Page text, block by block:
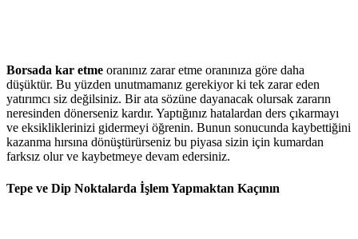
Borsada kar etme oranınız zarar etme oranınıza göre daha
düşüktür. Bu yüzden unutmamanız gerekiyor ki tek zarar eden
yatırımcı siz değilsiniz. Bir ata sözüne dayanacak olursak zararın
neresinden dönerseniz kardır. Yaptığınız hatalardan ders çıkarmayı
ve eksikliklerinizi gidermeyi öğrenin. Bunun sonucunda kaybettiğini
kazanma hırsına dönüştürürseniz bu piyasa sizin için kumardan
farksız olur ve kaybetmeye devam edersiniz.
Tepe ve Dip Noktalarda İşlem Yapmaktan Kaçının